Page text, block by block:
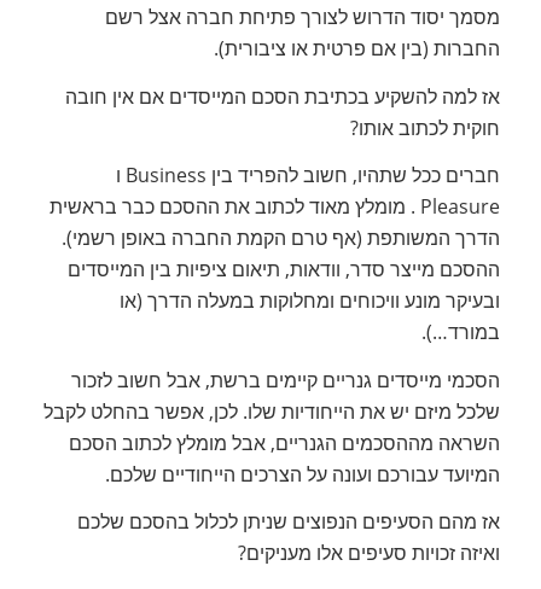
מסמך יסוד הדרוש לצורך פתיחת חברה אצל רשם
החברות (בין אם פרטית או ציבורית).
אז למה להשקיע בכתיבת הסכם המייסדים אם אין חובה
חוקית לכתוב אותו?
חברים ככל שתהיו, חשוב להפריד בין Business ו
Pleasure . מומלץ מאוד לכתוב את ההסכם כבר בראשית
הדרך המשותפת (אף טרם הקמת החברה באופן רשמי).
ההסכם מייצר סדר, וודאות, תיאום ציפיות בין המייסדים
ובעיקר מונע וויכוחים ומחלוקות במעלה הדרך (או
במורד…).
הסכמי מייסדים גנריים קיימים ברשת, אבל חשוב לזכור
שלכל מיזם יש את הייחודיות שלו. לכן, אפשר בהחלט לקבל
השראה מההסכמים הגנריים, אבל מומלץ לכתוב הסכם
המיועד עבורכם ועונה על הצרכים הייחודיים שלכם.
אז מהם הסעיפים הנפוצים שניתן לכלול בהסכם שלכם
ואיזה זכויות סעיפים אלו מעניקים?